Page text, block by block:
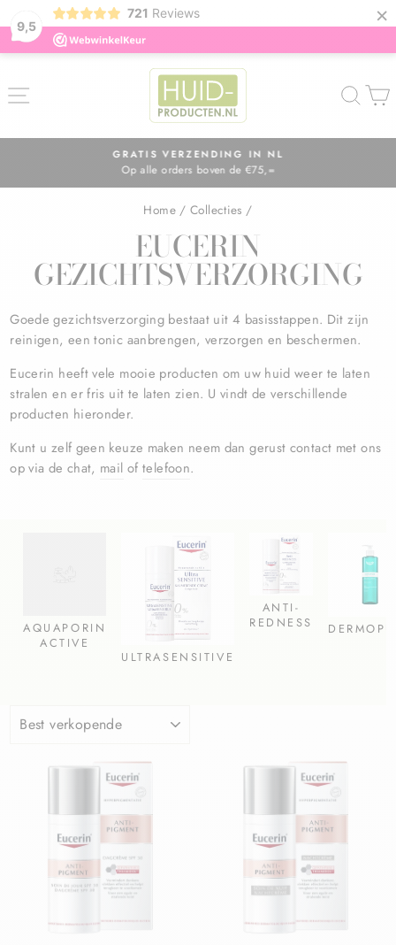
9,5
721 Reviews ×
Diavoorstelling
GRATIS VERZENDING IN NL
Op alle orders boven de €75,=
Home / Collecties /
EUCERIN
GEZICHTSVERZORGING
Goede gezichtsverzorging bestaat uit 4 basisstappen. Dit zijn
reinigen, een tonic aanbrengen, verzorgen en beschermen.
Eucerin heeft vele mooie producten om uw huid weer te laten
stralen en er fris uit te laten zien. U vindt de verschillende
producten hieronder.
Kunt u zelf geen keuze maken neem dan gerust contact met ons
op via de chat, mail oftelefoon.
AQUAPORIN
ACTIVE
ULTRASENSITIVE
ANTI-
REDNESS